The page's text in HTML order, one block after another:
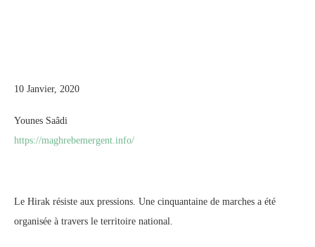
10 Janvier, 2020
Younes Saâdi
https://maghrebemergent.info/
Le Hirak résiste aux pressions. Une cinquantaine de marches a été
organisée à travers le territoire national.